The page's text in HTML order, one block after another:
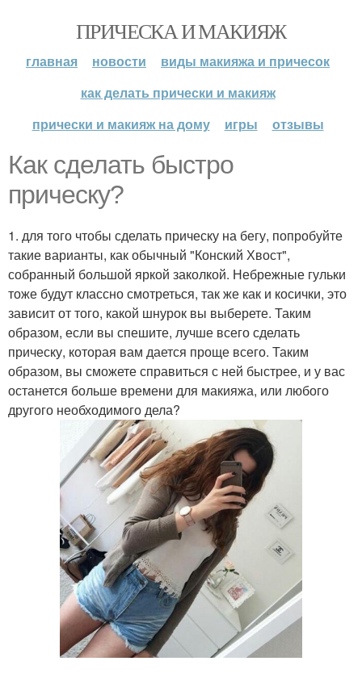
ПРИЧЕСКА И МАКИЯЖ
главная новости
виды макияжа и причесок
как делать прически и макияж
прически и макияж на дому
игры отзывы
Как сделать быстро
прическу?
1. для того чтобы сделать прическу на бегу, попробуйте
такие варианты, как обычный "Конский Хвост",
собранный большой яркой заколкой. Небрежные гульки
тоже будут классно смотреться, так же как и косички, это
зависит от того, какой шнурок вы выберете. Таким
образом, если вы спешите, лучше всего сделать
прическу, которая вам дается проще всего. Таким
образом, вы сможете справиться с ней быстрее, и у вас
останется больше времени для макияжа, или любого
другого необходимого дела?